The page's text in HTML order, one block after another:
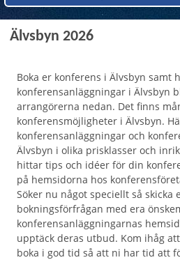
ANNONSERA
Konferens och
Älvsbyn 2026
Boka er konferens i Älvsbyn samt
konferensanläggningar i Älvsbyn
arrangörerna nedan. Det finns
konferensmöjligheter i Älvsbyn.
konferensanläggningar och
Älvsbyn i olika prisklasser och
hittar tips och idéer för din
på hemsidorna hos
Söker nu något speciellt så skicka
bokningsförfrågan med era
konferensanläggningarnas
upptäck deras utbud. Kom ihåg
boka i god tid så att ni har tid att